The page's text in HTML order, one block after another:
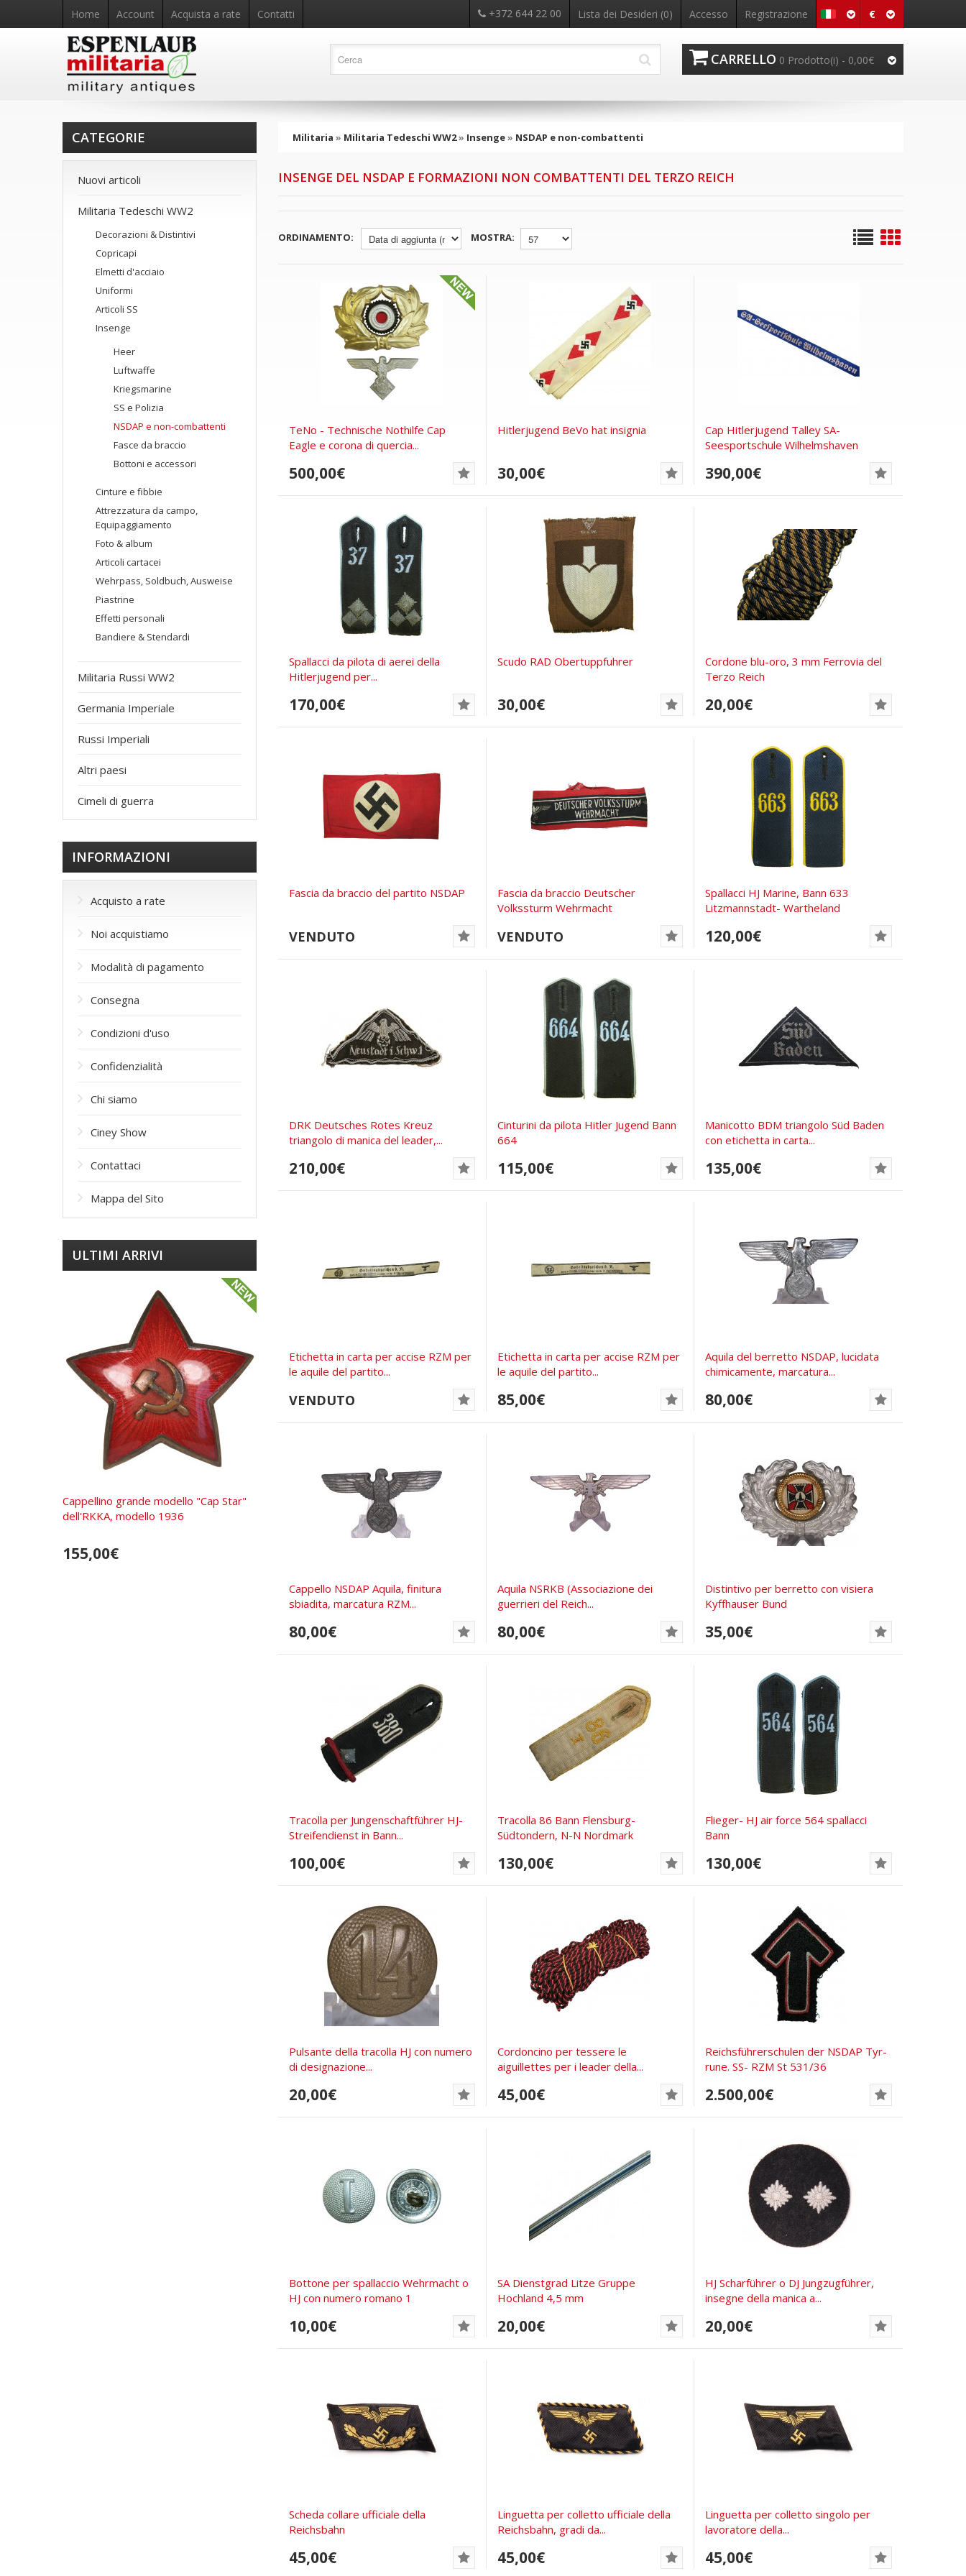
€
Home Account Acquista a rate Contatti +372 644 22 00 Lista dei Desideri (0) Accesso Registrazione
CARRELLO 0 Prodotto(i) - 0,00€
Militaria » Militaria Tedeschi WW2» Insenge» NSDAP e non-combattenti
INSENGE DEL NSDAP E FORMAZIONI NON COMBATTENTI DEL TERZO REICH
ORDINAMENTO: MOSTRA:
TeNo - Technische Nothilfe Cap
Eagle e corona di quercia...
500,00€
Hitlerjugend BeVo hat insignia
30,00€
Cap Hitlerjugend Talley SA-
Seesportschule Wilhelmshaven
390,00€
Spallacci da pilota di aerei della
Hitlerjugend per...
170,00€
Scudo RAD Obertuppfuhrer
30,00€
Cordone blu-oro, 3 mm Ferrovia del
Terzo Reich
20,00€
Fascia da braccio del partito NSDAP
VENDUTO
Fascia da braccio Deutscher
Volkssturm Wehrmacht
VENDUTO
Spallacci HJ Marine, Bann 633
Litzmannstadt- Wartheland
120,00€
DRK Deutsches Rotes Kreuz
triangolo di manica del leader,...
210,00€
Cinturini da pilota Hitler Jugend Bann
664
115,00€
Manicotto BDM triangolo Süd Baden
con etichetta in carta...
135,00€
Etichetta in carta per accise RZM per
le aquile del partito...
VENDUTO
Etichetta in carta per accise RZM per
le aquile del partito...
85,00€
Aquila del berretto NSDAP, lucidata
chimicamente, marcatura...
80,00€
Cappello NSDAP Aquila, finitura
sbiadita, marcatura RZM...
80,00€
Aquila NSRKB (Associazione dei
guerrieri del Reich...
80,00€
Distintivo per berretto con visiera
Kyffhauser Bund
35,00€
Tracolla per Jungenschaftführer HJ-
Streifendienst in Bann...
100,00€
Tracolla 86 Bann Flensburg-
Südtondern, N-N Nordmark
130,00€
Flieger- HJ air force 564 spallacci
Bann
130,00€
Pulsante della tracolla HJ con numero
di designazione...
20,00€
Cordoncino per tessere le
aiguillettes per i leader della...
45,00€
Reichsführerschulen der NSDAP Tyr-
rune. SS- RZM St 531/36
2.500,00€
Bottone per spallaccio Wehrmacht o
HJ con numero romano 1
10,00€
SA Dienstgrad Litze Gruppe
Hochland 4,5 mm
20,00€
HJ Scharführer o DJ Jungzugführer,
insegne della manica a...
20,00€
Scheda collare ufficiale della
Reichsbahn
45,00€
Linguetta per colletto ufficiale della
Reichsbahn, gradi da...
45,00€
Linguetta per colletto singolo per
lavoratore della...
45,00€
CATEGORIE
Nuovi articoli
Militaria Tedeschi WW2
Decorazioni & Distintivi
Copricapi
Elmetti d'acciaio
Uniformi
Articoli SS
Insenge
Heer
Luftwaffe
Kriegsmarine
SS e Polizia
NSDAP e non-combattenti
Fasce da braccio
Bottoni e accessori
Cinture e fibbie
Attrezzatura da campo,
Equipaggiamento
Foto & album
Articoli cartacei
Wehrpass, Soldbuch, Ausweise
Piastrine
Effetti personali
Bandiere & Stendardi
Militaria Russi WW2
Germania Imperiale
Russi Imperiali
Altri paesi
Cimeli di guerra
INFORMAZIONI
Acquisto a rate
Noi acquistiamo
Modalità di pagamento
Consegna
Condizioni d'uso
Confidenzialità
Сhi siamo
Ciney Show
Contattaci
Mappa del Sito
ULTIMI ARRIVI
Cappellino grande modello "Cap Star"
dell'RKKA, modello 1936
155,00€